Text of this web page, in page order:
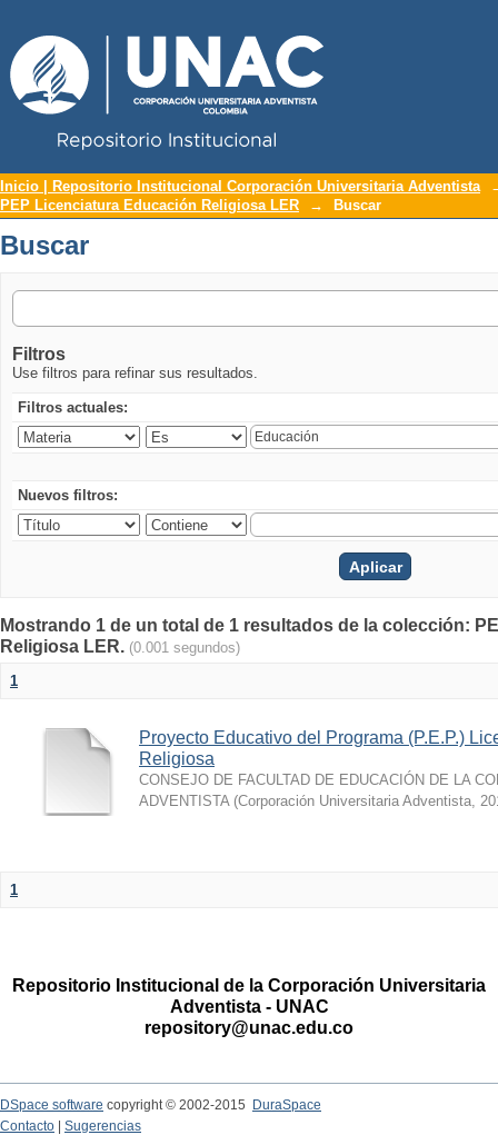
Buscar
Inicio | Repositorio Institucional Corporación Universitaria Adventista
PEP Licenciatura Educación Religiosa LER
→ Buscar
Buscar
Filtros
Use filtros para refinar sus resultados.
Filtros actuales:
Nuevos filtros:
Mostrando 1 de un total de 1 resultados de la colección:
Religiosa LER. (0.001 segundos)
1
Proyecto Educativo del Programa (P.E.P.)
Religiosa
CONSEJO DE FACULTAD DE EDUCACIÓN DE LA
ADVENTISTA (Corporación Universitaria Adventista,
1
Repositorio Institucional de la Corporación Universitaria
Adventista - UNAC
repository@unac.edu.co
DSpace software copyright © 2002-2015
DuraSpace
Contacto
Sugerencias